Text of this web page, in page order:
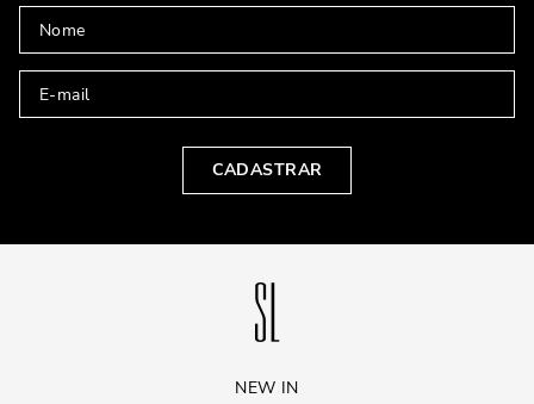
CADASTRAR
NEW IN